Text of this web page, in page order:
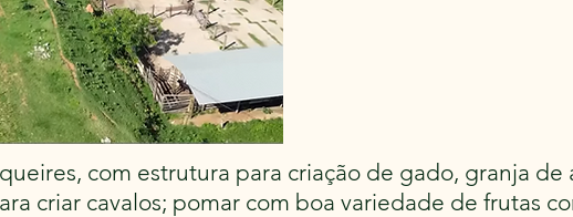
com estrutura para criação de gado, granja de
criar cavalos; pomar com boa variedade de frutas